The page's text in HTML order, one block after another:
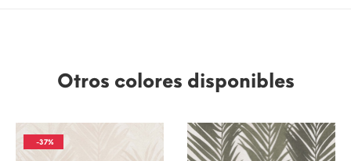
Otros colores disponibles
-37%